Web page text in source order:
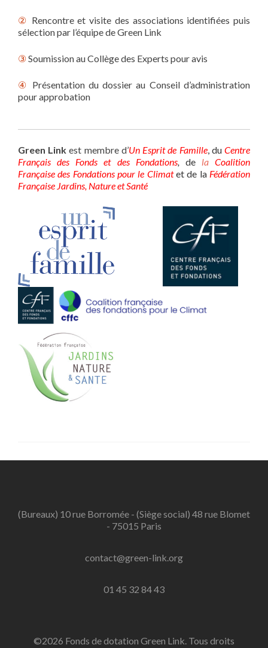
② Rencontre et visite des associations identifiées puis
sélection par l’équipe de Green Link
③Soumission au Collège des Experts pour avis
④ Présentation du dossier au Conseil d’administration
pour approbation
Green Link est membre d’Un Esprit de Famille,duCentre
Français des Fonds et des Fondations, de la Coalition
Française des Fondations pour le Climatet de la Fédération
Française Jardins, Nature et Santé
(Bureaux) 10 rue Borromée - (Siège social) 48 rue Blomet
- 75015 Paris
contact@green-link.org
01 45 32 84 43
©2026 Fonds de dotation Green Link. Tous droits